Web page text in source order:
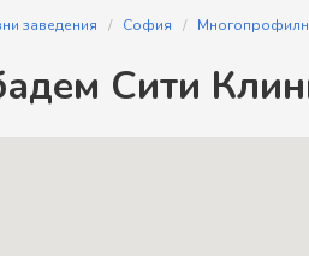
заведения София
Сити